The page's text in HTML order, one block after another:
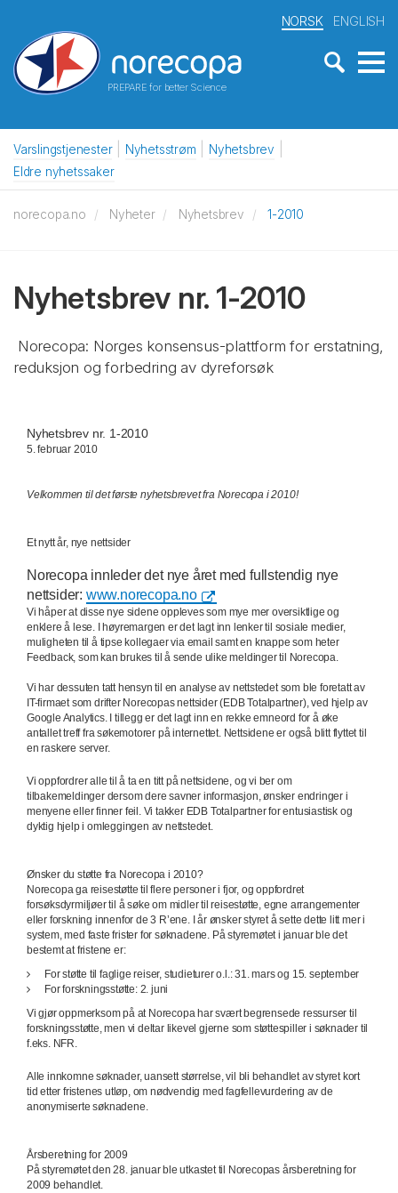
PREPARE for better Science
NORSK ENGLISH
Varslingstjenester Nyhetsstrøm
Nyhetsbrev
Eldre nyhetssaker
norecopa.no Nyheter Nyhetsbrev 1-2010
Nyhetsbrev nr. 1-2010
Norecopa: Norges konsensus-plattform for erstatning,
reduksjon og forbedring av dyreforsøk
Nyhetsbrev nr. 1-2010
5. februar 2010
Velkommen til det første nyhetsbrevet fra Norecopa i 2010!
Et nytt år, nye nettsider
Norecopa innleder det nye året med fullstendig nye
nettsider: www.norecopa.no
Vi håper at disse nye sidene oppleves som mye mer oversiktlige og
enklere å lese. I høyremargen er det lagt inn lenker til sosiale medier,
muligheten til å tipse kollegaer via email samt en knappe som heter
Feedback, som kan brukes til å sende ulike meldinger til Norecopa.
Vi har dessuten tatt hensyn til en analyse av nettstedet som ble foretatt av
IT-firmaet som drifter Norecopas nettsider (EDB Totalpartner), ved hjelp av
Google Analytics. I tillegg er det lagt inn en rekke emneord for å øke
antallet treff fra søkemotorer på internettet. Nettsidene er også blitt flyttet til
en raskere server.
Vi oppfordrer alle til å ta en titt på nettsidene, og vi ber om
tilbakemeldinger dersom dere savner informasjon, ønsker endringer i
menyene eller finner feil. Vi takker EDB Totalpartner for entusiastisk og
dyktig hjelp i omleggingen av nettstedet.
Ønsker du støtte fra Norecopa i 2010?
Norecopa ga reisestøtte til flere personer i fjor, og oppfordret
forsøksdyrmiljøer til å søke om midler til reisestøtte, egne arrangementer
eller forskning innenfor de 3 R’ene. I år ønsker styret å sette dette litt mer i
system, med faste frister for søknadene. På styremøtet i januar ble det
bestemt at fristene er:
For støtte til faglige reiser, studieturer o.l.: 31. mars og 15. september
For forskningsstøtte: 2. juni
Vi gjør oppmerksom på at Norecopa har svært begrensede ressurser til
forskningsstøtte, men vi deltar likevel gjerne som støttespiller i søknader til
f.eks. NFR.
Alle innkomne søknader, uansett størrelse, vil bli behandlet av styret kort
tid etter fristenes utløp, om nødvendig med fagfellevurdering av de
anonymiserte søknadene.
Årsberetning for 2009
På styremøtet den 28. januar ble utkastet til Norecopas årsberetning for
2009 behandlet.